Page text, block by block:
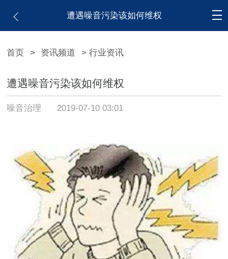
遭遇噪音污染该如何维权
首页 > 资讯频道 > 行业资讯
遭遇噪音污染该如何维权
噪音治理 2019-07-10 03:01